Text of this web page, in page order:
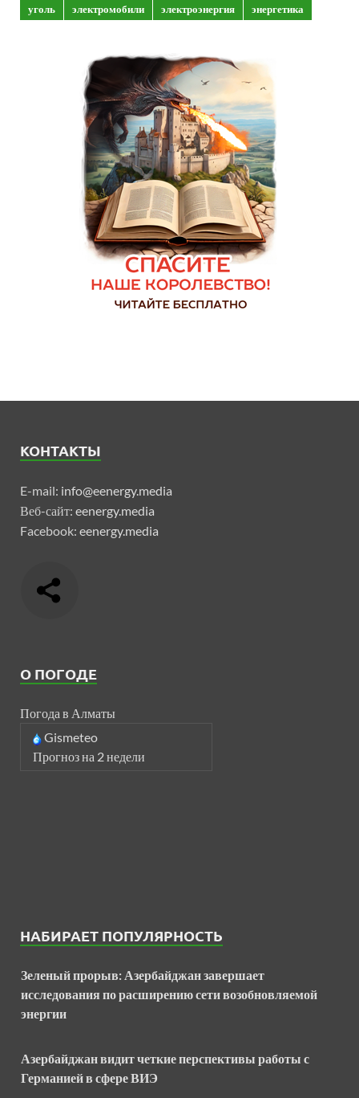
уголь
электромобили электроэнергия энергетика
КОНТАКТЫ
E-mail: info@eenergy.media
Веб-сайт: eenergy.media
Facebook: eenergy.media
О ПОГОДЕ
Погода в Алматы
Gismeteo
Прогноз на 2 недели
НАБИРАЕТ ПОПУЛЯРНОСТЬ
Зеленый прорыв: Азербайджан завершает
исследования по расширению сети возобновляемой
энергии
Азербайджан видит четкие перспективы работы с
Германией в сфере ВИЭ